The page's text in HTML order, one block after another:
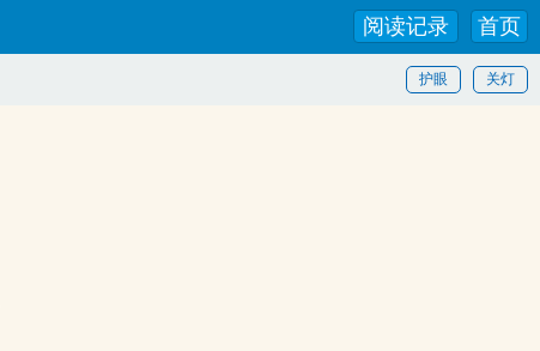
首页
阅读记录
关灯
护眼